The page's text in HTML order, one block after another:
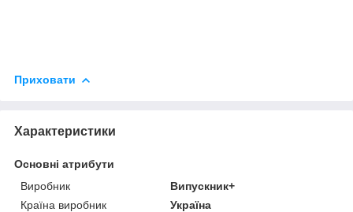
Приховати
Характеристики
Основні атрибути
Виробник
Випускник+
Країна виробник
Україна